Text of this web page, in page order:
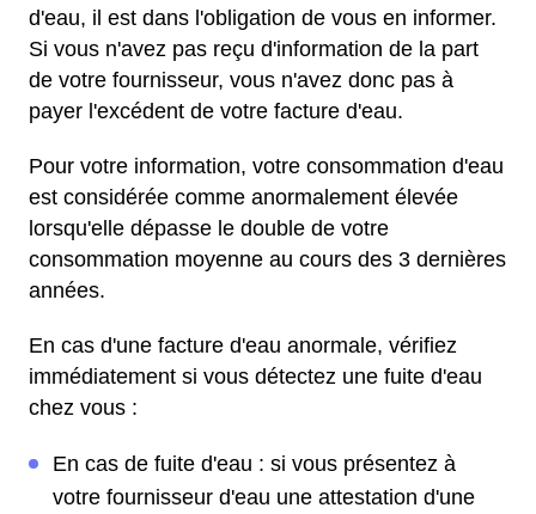
d'eau, il est dans l'obligation de vous en informer.
Si vous n'avez pas reçu d'information de la part
de votre fournisseur, vous n'avez donc pas à
payer l'excédent de votre facture d'eau.
Pour votre information, votre consommation d'eau
est considérée comme anormalement élevée
lorsqu'elle dépasse le double de votre
consommation moyenne au cours des 3 dernières
années.
En cas d'une facture d'eau anormale, vérifiez
immédiatement si vous détectez une fuite d'eau
chez vous :
En cas de fuite d'eau : si vous présentez à
votre fournisseur d'eau une attestation d'une